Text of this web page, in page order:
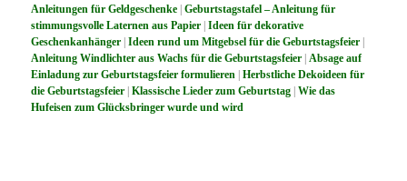
Anleitungen für Geldgeschenke |Geburtstagstafel – Anleitung für
stimmungsvolle Laternen aus Papier |Ideen für dekorative
Geschenkanhänger |Ideen rund um Mitgebsel für die Geburtstagsfeier |
Anleitung Windlichter aus Wachs für die Geburtstagsfeier | Absage auf
Einladung zur Geburtstagsfeier formulieren |Herbstliche Dekoideen für
die Geburtstagsfeier |Klassische Lieder zum Geburtstag |Wie das
Hufeisen zum Glücksbringer wurde und wird